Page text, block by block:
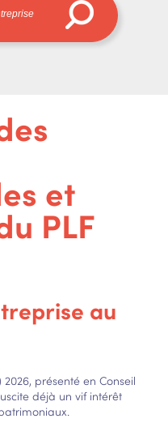
et
PLF
au
présenté en Conseil
déjà un vif intérêt